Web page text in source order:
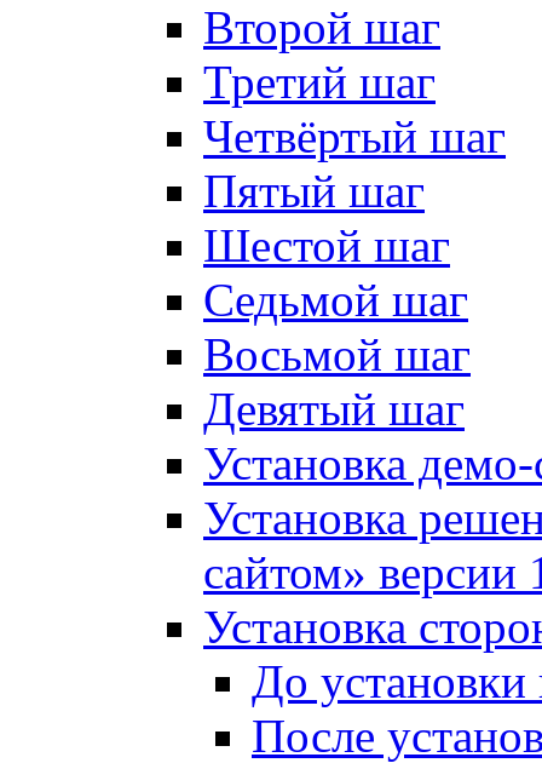
Второй шаг
Третий шаг
Четвёртый шаг
Пятый шаг
Шестой шаг
Седьмой шаг
Восьмой шаг
Девятый шаг
Установка
Установка
сайтом»
Установка
До установки
После